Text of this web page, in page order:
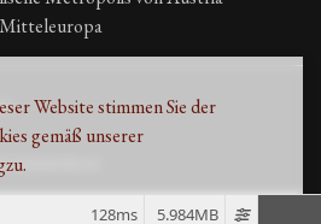
Website stimmen Sie der
gemäß unserer
zu.
5.984MB
128ms